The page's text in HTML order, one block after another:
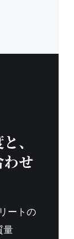
、
わせ
ートの
量